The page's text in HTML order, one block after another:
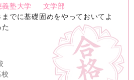
義塾大学
文学部
までに基礎固めをやっておいてよ